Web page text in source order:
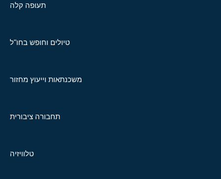
תעופה קלה
טיולים וחופש בחו"ל
משכנתאות וייעוץ מחזור
תחבורה ציבורית
טלוויזיה